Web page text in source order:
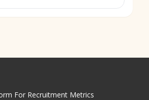
For Recruitment Metrics